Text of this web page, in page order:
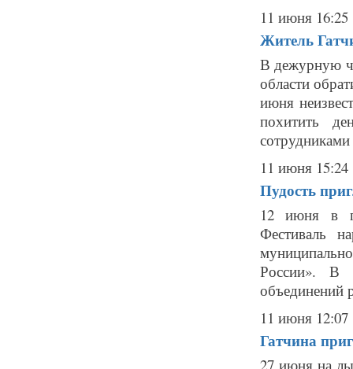
11 июня 16:25
Житель
В дежурную
области
июня
похитить
11 июня 15:24
Пудость
12 июня в
Фестиваль
России». В
объединений
11 июня 12:07
Гатчина
27 июня на